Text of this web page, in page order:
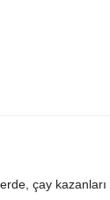
çay kazanları